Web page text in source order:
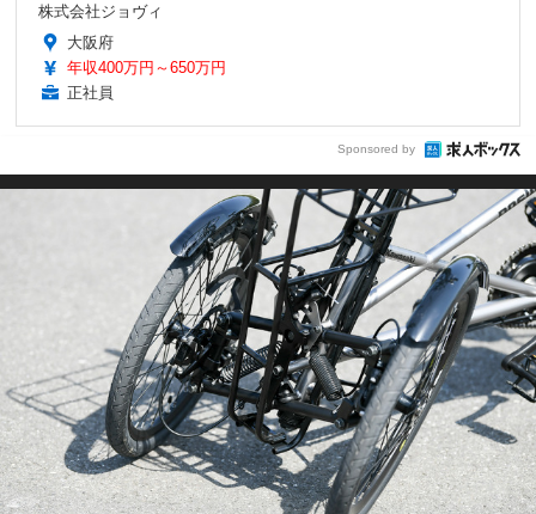
株式会社ジョヴィ
大阪府
年収400万円～650万円
正社員
Sponsored by